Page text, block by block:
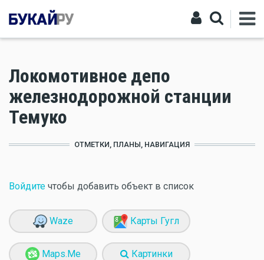
Локомотивное депо
железнодорожной станции
Темуко
ОТМЕТКИ, ПЛАНЫ, НАВИГАЦИЯ
Войдите чтобы добавить объект в список
Waze Карты Гугл
Maps.Me Картинки